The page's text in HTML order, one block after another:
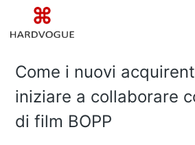
Come i nuovi
iniziare a collaborare
di film BOPP